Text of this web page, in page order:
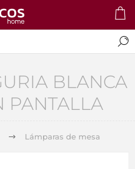
BLANCA
PANTALLA
Lámparas de mesa